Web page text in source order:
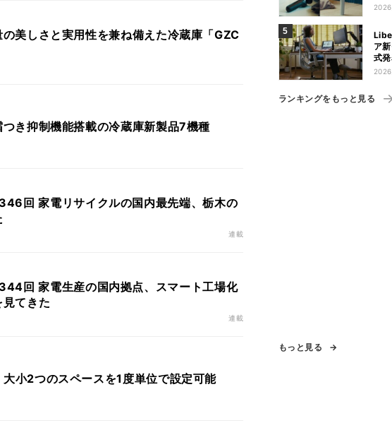
美しさと実用性を兼ね備えた冷蔵庫「GZC
き抑制機能搭載の冷蔵庫新製品7機種
回 家電リサイクルの国内最先端、栃木の
連載
回 家電生産の国内拠点、スマート工場化
てきた
連載
小2つのスペースを1度単位で設定可能
ア
式
31
ランキングをもっと見る
もっと見る